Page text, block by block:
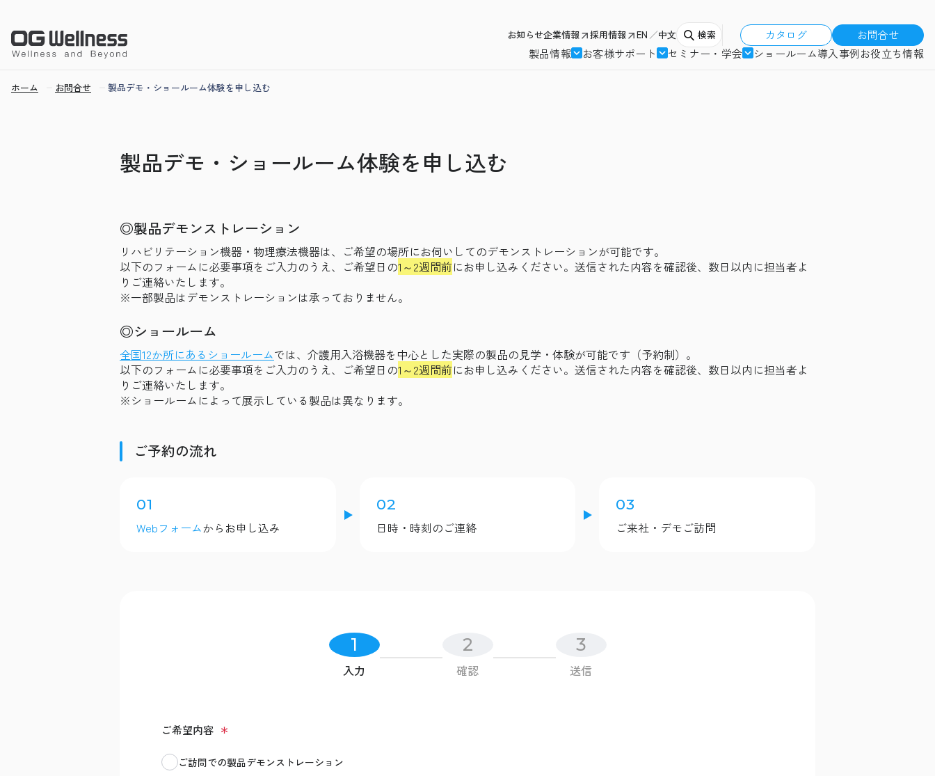
お知らせ企業情報 採用情報 EN 中文 検索 カタログ
お問合せ
製品情報
お客様サポート セミナー・学会 ショールーム導入事例お役立ち情報
ホーム お問合せ 製品デモ・ショールーム体験を申し込む
製品デモ・ショールーム体験を申し込む
◎製品デモンストレーション
リハビリテーション機器・物理療法機器は、ご希望の場所にお伺いしてのデモンストレーションが可能です。
以下のフォームに必要事項をご入力のうえ、ご希望日の1～2週間前にお申し込みください。送信された内容を確認後、数日以内に担当者よ
りご連絡いたします。
※一部製品はデモンストレーションは承っておりません。
◎ショールーム
全国12か所にあるショールームでは、介護用入浴機器を中心とした実際の製品の見学・体験が可能です（予約制）。
以下のフォームに必要事項をご入力のうえ、ご希望日の1～2週間前にお申し込みください。送信された内容を確認後、数日以内に担当者よ
りご連絡いたします。
※ショールームによって展示している製品は異なります。
ご予約の流れ
01
Webフォームからお申し込み
02
日時・時刻のご連絡
03
ご来社・デモご訪問
1
入力
2
確認
3
送信
ご希望内容
ご訪問での製品デモンストレーション